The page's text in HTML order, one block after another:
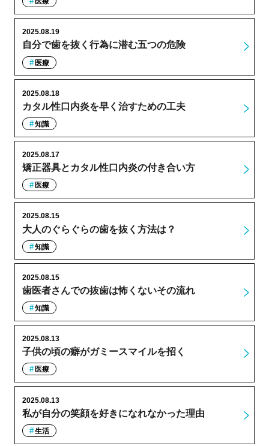
自分で歯を抜く行為に潜む五つの危険
2025.08.19
医療
カタル性口内炎を早く治すための工夫
2025.08.18
知識
矯正器具とカタル性口内炎の付き合い方
2025.08.17
医療
大人のぐらぐらの歯を抜く方法は？
2025.08.15
知識
歯医者さんでの抜歯は怖くないその流れ
2025.08.15
知識
子供の頃の癖がガミースマイルを招く
2025.08.13
医療
私が自分の笑顔を好きになれなかった理由
2025.08.13
生活